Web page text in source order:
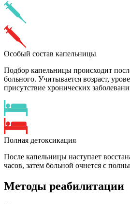
Особый состав капельницы
Подбор капельницы происходит
больного. Учитывается возраст,
присутствие хронических
Полная детоксикация
После капельницы наступает
часов, затем больной очнется с
Методы реабилитации